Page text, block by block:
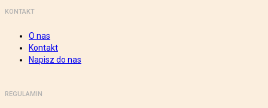
KONTAKT
O nas
Kontakt
Napisz do nas
REGULAMIN